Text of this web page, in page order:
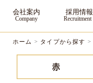
会社案内 採用情報
ホーム > タイプから探す >